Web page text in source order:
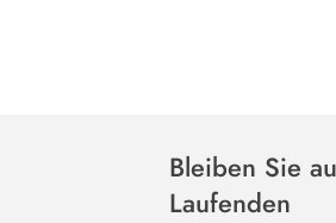
Bleiben Sie
Laufenden